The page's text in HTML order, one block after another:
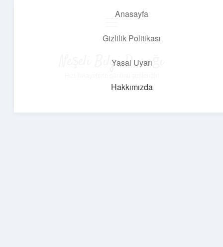
Anasayfa
Gizlilik Politikası
Yasal Uyarı
Hakkımızda
Neşeli Bilgi Durağı